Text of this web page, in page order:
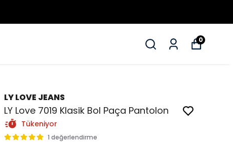
0
LY LOVE JEANS
LY Love 7019 Klasik Bol Paça Pantolon
Tükeniyor
1 değerlendirme